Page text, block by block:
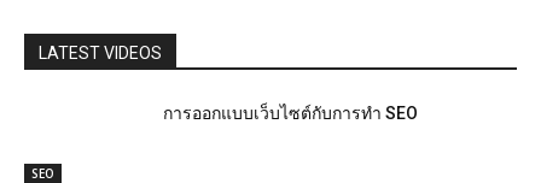
LATEST VIDEOS
SEO
การออกแบบเว็บไซต์กับการทำ SEO